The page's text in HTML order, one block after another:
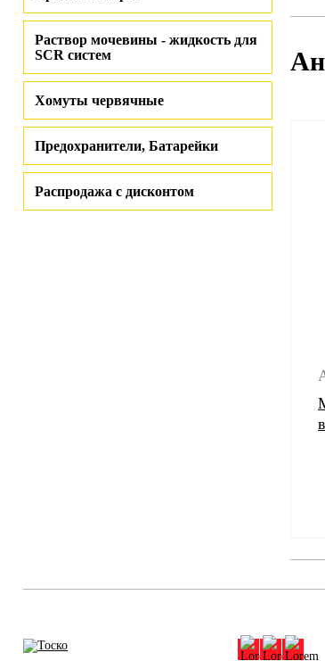
Раствор мочевины - жидкость для
SCR систем
Хомуты червячные
Предохранители, Батарейки
Распродажа с дисконтом